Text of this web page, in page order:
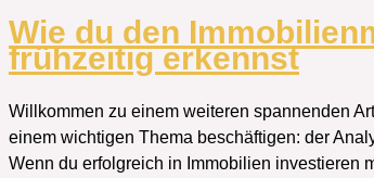
Wie du den
frühzeitig erkennst
Willkommen zu einem weiteren spannenden
einem wichtigen Thema beschäftigen: der
Wenn du erfolgreich in Immobilien investieren